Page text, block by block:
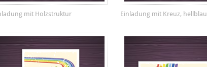
mit Holzstruktur Einladung mit Kreuz, hellblau